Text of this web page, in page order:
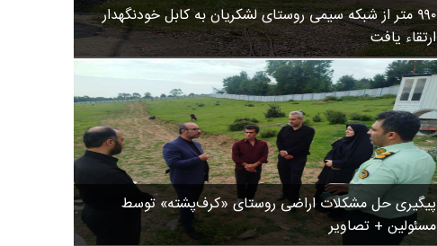
۹۹۰ متر از شبکه سیمی روستای لشکریان به کابل خودنگهدار
ارتقاء یافت
پیگیری حل مشکلات اراضی روستای «کرف‌پشته» توسط
مسئولین + تصاویر